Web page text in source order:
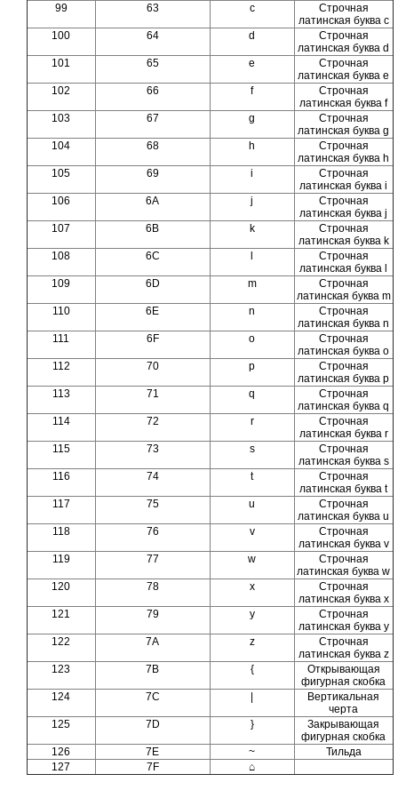
99
63 c
Строчная
латинская буква c
100
64 d
Строчная
латинская буква d
101
65 e
Строчная
латинская буква e
102
66 f
Строчная
латинская буква f
103
67 g
Строчная
латинская буква g
104
68 h
Строчная
латинская буква h
105
69 i
Строчная
латинская буква i
106
6A j
Строчная
латинская буква j
107
6B k
Строчная
латинская буква k
108
6C l
Строчная
латинская буква l
109
6D m
Строчная
латинская буква m
110
6E n
Строчная
латинская буква n
111
6F o
Строчная
латинская буква o
112
70 p
Строчная
латинская буква p
113
71 q
Строчная
латинская буква q
114
72 r
Строчная
латинская буква r
115
73 s
Строчная
латинская буква s
116
74 t
Строчная
латинская буква t
117
75 u
Строчная
латинская буква u
118
76 v
Строчная
латинская буква v
119
77 w
Строчная
латинская буква w
120
78 x
Строчная
латинская буква x
121
79 y
Строчная
латинская буква y
122
7A z
Строчная
латинская буква z
123
7B {
Открывающая
фигурная скобка
124
7С |
Вертикальная
черта
125
7D }
Закрывающая
фигурная скобка
126
7E ~
Тильда
127
7F ⌂